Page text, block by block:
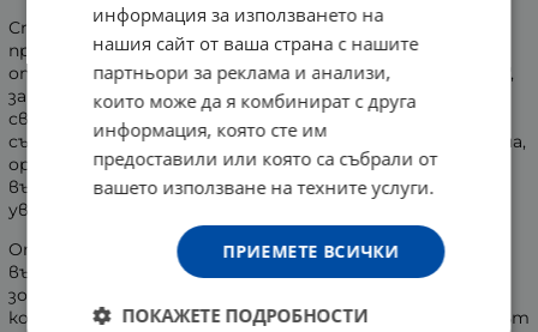
Според някои учени, мелатонинът спира ефективно
процесите на клетъчно стареене. Счита се за един
от най-силните антиоксиданти. Наричат го "метач",
заради способностите му да взаимодейства със
свободните радикали. Ако намалеят
съпротивителните сили, поддържани от мелатонина,
организмът е много по-податлив на вредното
въздействие на свободните радикали, свързано с
увреждане на клетките и по-бързо остаряване.
От действието на OstroVit Melatonin могат да се
възползват хората, пътуващи през няколко часови
зони, както и тези, които работят на смени, при
които биологичният ритъм е променен. Мелатонинът
информация за използването на
нашия сайт от ваша страна с нашите
партньори за реклама и анализи,
които може да я комбинират с друга
информация, която сте им
предоставили или която са събрали от
вашето използване на техните услуги.
ПРИЕМЕТЕ ВСИЧКИ
ПОКАЖЕТЕ ПОДРОБНОСТИ